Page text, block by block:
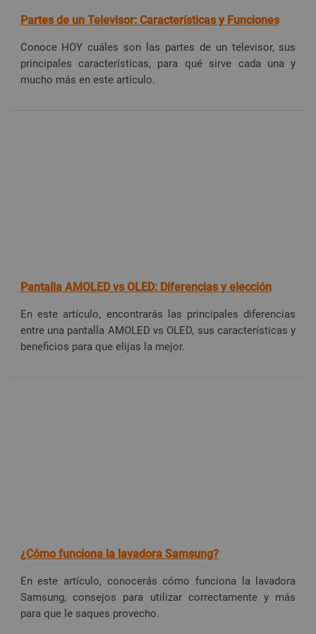
Partes de un Televisor: Características y Funciones
Conoce HOY cuáles son las partes de un televisor, sus
principales características, para qué sirve cada una y
mucho más en este artículo.
Pantalla AMOLED vs OLED: Diferencias y elección
En este artículo, encontrarás las principales diferencias
entre una pantalla AMOLED vs OLED, sus características y
beneficios para que elijas la mejor.
¿Cómo funciona la lavadora Samsung?
En este artículo, conocerás cómo funciona la lavadora
Samsung, consejos para utilizar correctamente y más
para que le saques provecho.